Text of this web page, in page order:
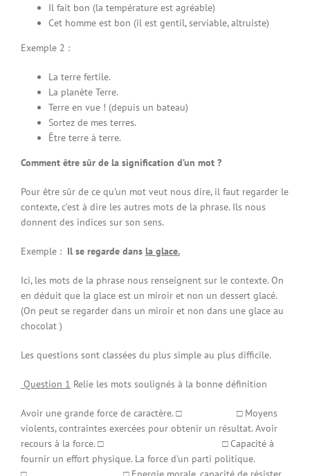
Il fait bon (la température est agréable)
Cet homme est bon (il est gentil, serviable, altruiste)
Exemple 2 :
La terre fertile.
La planète Terre.
Terre en vue ! (depuis un bateau)
Sortez de mes terres.
Être terre à terre.
Comment être sûr de la signification d’un mot ?
Pour être sûr de ce qu’un mot veut nous dire, il faut regarder le
contexte, c’est à dire les autres mots de la phrase. Ils nous
donnent des indices sur son sens.
Exemple : Il se regarde dans la glace.
Ici, les mots de la phrase nous renseignent sur le contexte. On
en déduit que la glace est un miroir et non un dessert glacé.
(On peut se regarder dans un miroir et non dans une glace au
chocolat )
Les questions sont classées du plus simple au plus difficile.
Question 1 Relie les mots soulignés à la bonne définition
Avoir une grande force de caractère. □ □ Moyens
violents, contraintes exercées pour obtenir un résultat. Avoir
recours à la force. □ □ Capacité à
fournir un effort physique. La force d’un parti politique.